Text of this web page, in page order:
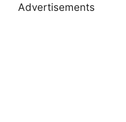
Advertisements